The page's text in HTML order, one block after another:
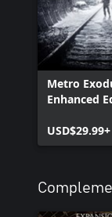
Metro
Enhanced
USD$29.99+